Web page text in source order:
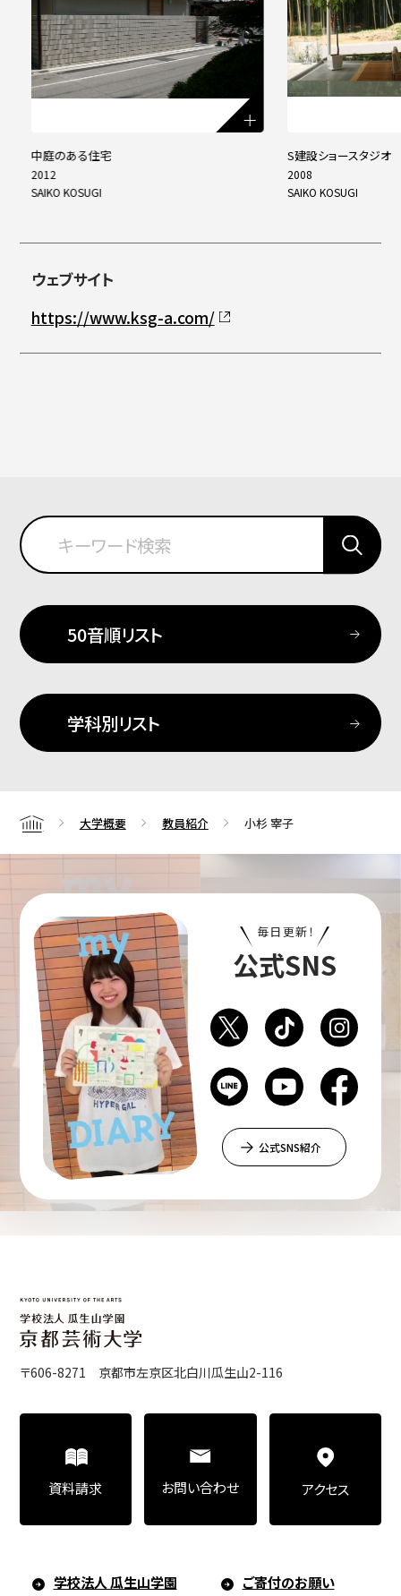
中庭のある住宅
2012
SAIKO KOSUGI
S建設ショースタジオ
2008
SAIKO KOSUGI
ウェブサイト
https://www.ksg-a.com/
50音順リスト
学科別リスト
Home 大学概要 教員紹介 小杉 宰子
毎日更新！
公式SNS
公式SNS紹介
〒606-8271 京都市左京区北白川瓜生山2-116
学校法人 瓜生山学園 ご寄付のお願い
資料請求 お問い合わせ アクセス